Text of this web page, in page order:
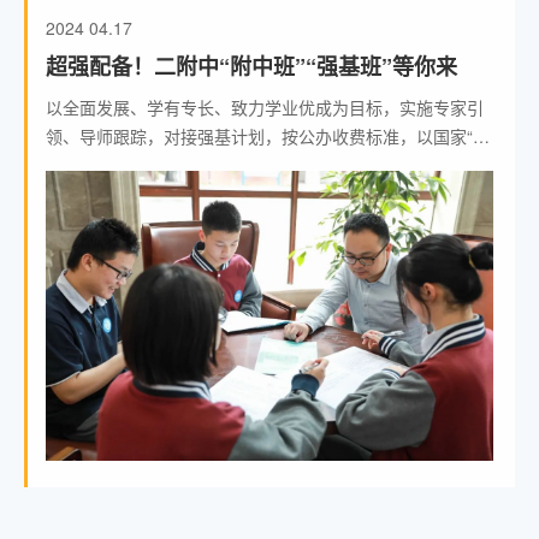
2024 04.17
超强配备！二附中“附中班”“强基班”等你来
以全面发展、学有专长、致力学业优成为目标，实施专家引
领、导师跟踪，对接强基计划，按公办收费标准，以国家“强
基计划”为导向，着力培养有志于服务国家重大战略需求且综
合素质优质或基础学科拔尖的学生。